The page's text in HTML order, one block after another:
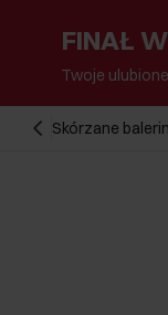
FINAŁ
Twoje
Skórzane